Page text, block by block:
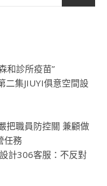
和診所疫苗”
二集JIUYI俱意空間設
把職員防控關 兼顧做
任務
計306客服：不反對